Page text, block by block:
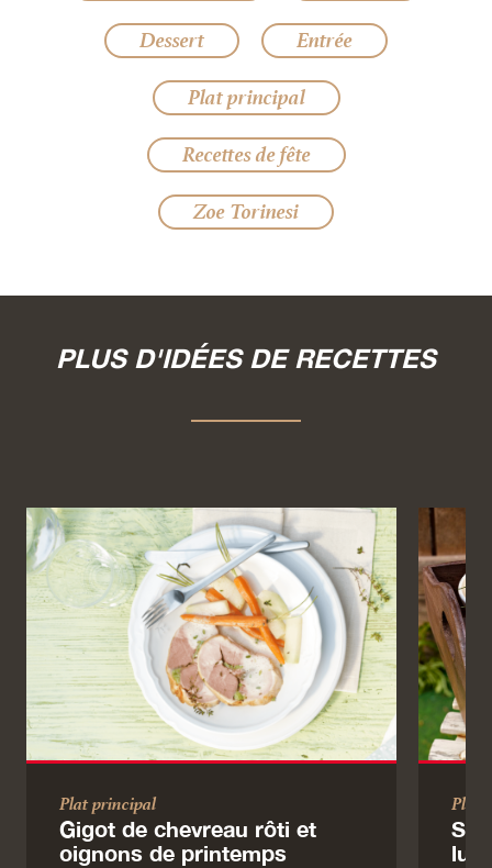
Dessert
Entrée
Plat principal
Recettes de fête
Zoe Torinesi
PLUS D'IDÉES DE RECETTES
Plat principal
Gigot de chevreau rôti et
oignons de printemps
Plat